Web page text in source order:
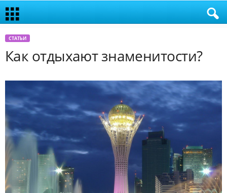
СТАТЬИ
Как отдыхают знаменитости?